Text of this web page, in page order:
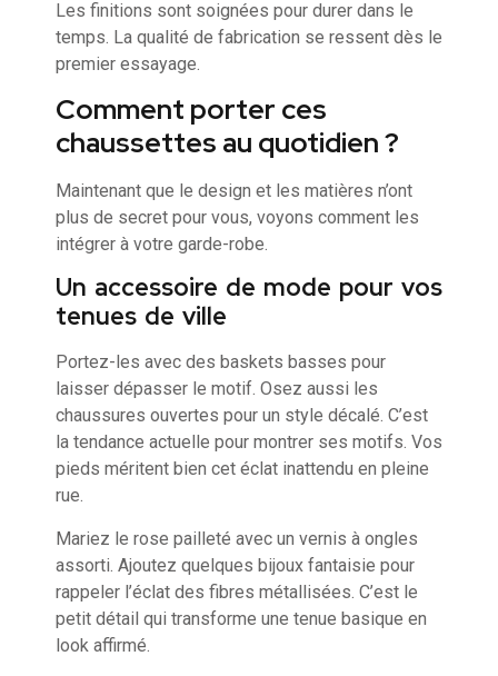
Les finitions sont soignées pour durer dans le
temps. La qualité de fabrication se ressent dès le
premier essayage.
Comment porter ces
chaussettes au quotidien ?
Maintenant que le design et les matières n’ont
plus de secret pour vous, voyons comment les
intégrer à votre garde-robe.
Un accessoire de mode pour vos
tenues de ville
Portez-les avec des baskets basses pour
laisser dépasser le motif. Osez aussi les
chaussures ouvertes pour un style décalé. C’est
la tendance actuelle pour montrer ses motifs. Vos
pieds méritent bien cet éclat inattendu en pleine
rue.
Mariez le rose pailleté avec un vernis à ongles
assorti. Ajoutez quelques bijoux fantaisie pour
rappeler l’éclat des fibres métallisées. C’est le
petit détail qui transforme une tenue basique en
look affirmé.